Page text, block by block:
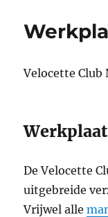
Velocette Club
De Velocette
uitgebreide
Vrijwel alle